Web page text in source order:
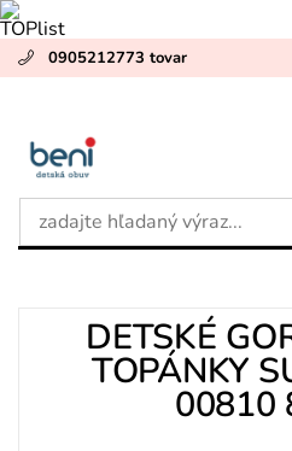
0905212773 tovar
DETSKÉ
TOPÁNKY
00810